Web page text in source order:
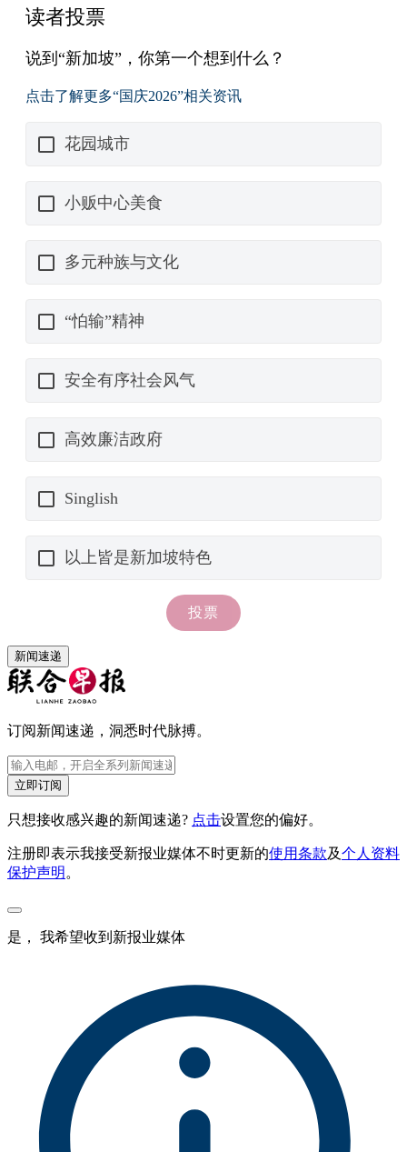
新闻速递
订阅新闻速递，洞悉时代脉搏。
立即订阅
只想接收感兴趣的新闻速递? 点击设置您的偏好。
注册即表示我接受新报业媒体不时更新的使用条款及个人资料
保护声明 。
是， 我希望收到新报业媒体